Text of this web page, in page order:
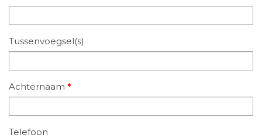
Tussenvoegsel(s)
Achternaam *
Telefoon